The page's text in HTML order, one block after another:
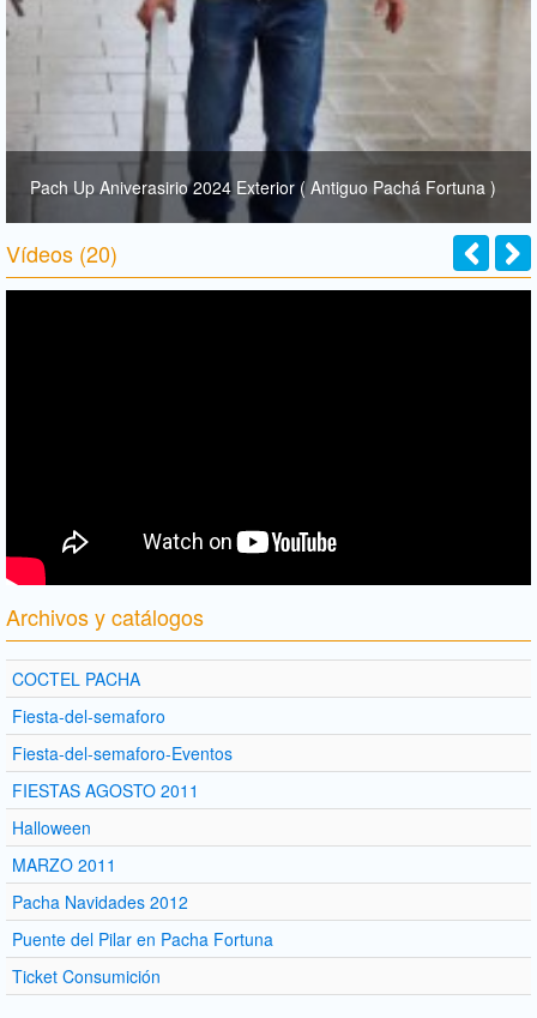
Pach Up Aniverasirio 2024 Exterior ( Antiguo Pachá Fortuna )
Vídeos (20)
Archivos y catálogos
COCTEL PACHA
Fiesta-del-semaforo
Fiesta-del-semaforo-Eventos
FIESTAS AGOSTO 2011
Halloween
MARZO 2011
Pacha Navidades 2012
Puente del Pilar en Pacha Fortuna
Ticket Consumición